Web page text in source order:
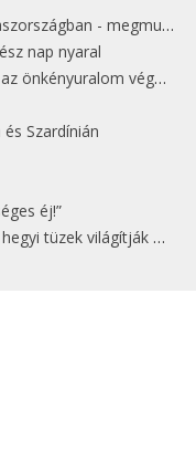
- megmutatjuk a 15 legjobbat
nap nyaral
végét jelentette
Szardínián
éj!”
világítják meg Zugspitzét